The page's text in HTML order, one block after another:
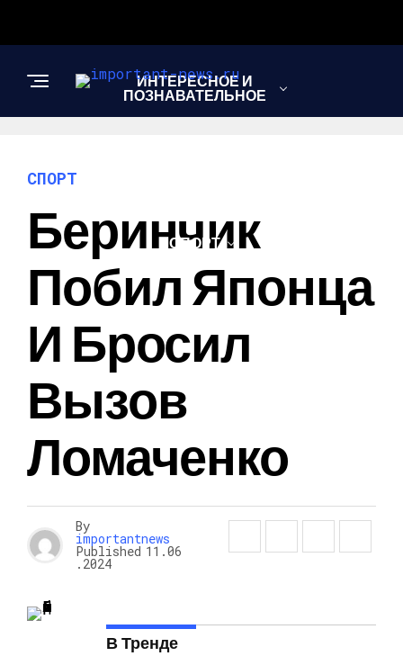
ИНТЕРЕСНОЕ И
ПОЗНАВАТЕЛЬНОЕ
СПОРТ
СПОРТ
Беринчик
Побил Японца
И Бросил
Вызов
Ломаченко
By
importantnews
Published 11.06
.2024
В Тренде